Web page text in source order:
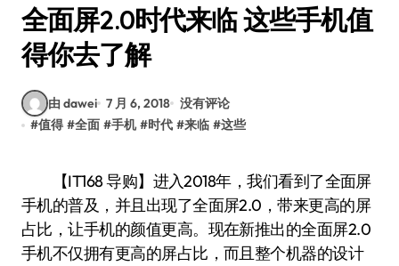
全面屏2.0时代来临 这些手机值
得你去了解
由 dawei 7 月 6, 2018 没有评论
#值得 #全面 #手机 #时代 #来临 #这些
【IT168 导购】进入2018年，我们看到了全面屏
手机的普及，并且出现了全面屏2.0，带来更高的屏
占比，让手机的颜值更高。现在新推出的全面屏2.0
手机不仅拥有更高的屏占比，而且整个机器的设计